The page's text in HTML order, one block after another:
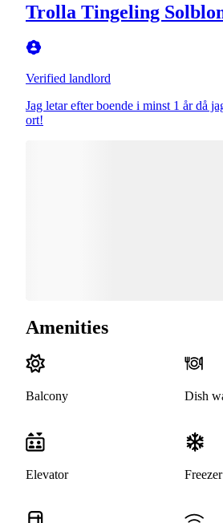
Trolla Tingeling
Verified landlord
Jag letar efter boende i minst 1 år då
ort!
Amenities
Balcony Dish
Elevator Freezer